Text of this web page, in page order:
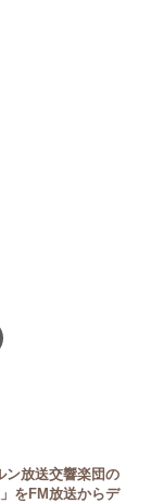
ン放送交響楽団の
をFM放送からデ